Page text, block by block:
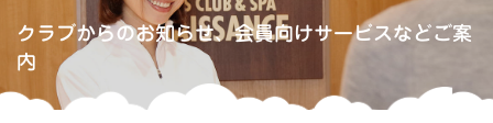
クラブからのお知らせ、会員向けサービスなどご案
内